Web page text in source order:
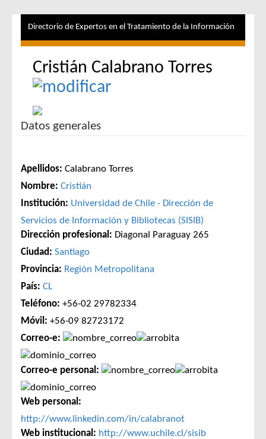
Directorio de Expertos en el Tratamiento de la Información
Cristián Calabrano Torres
Datos generales
Apellidos: Calabrano Torres
Nombre: Cristián
Institución: Universidad de Chile - Dirección de
Servicios de Información y Bibliotecas (SISIB)
Dirección profesional: Diagonal Paraguay 265
Ciudad: Santiago
Provincia: Región Metropolitana
País: CL
Teléfono: +56-02 29782334
Móvil: +56-09 82723172
Correo-e:
Correo-e personal:
Web personal:
http://www.linkedin.com/in/calabranot
Web institucional: http://www.uchile.cl/sisib